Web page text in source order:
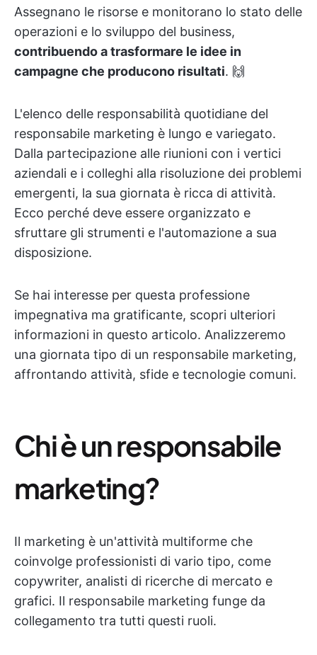
Assegnano le risorse e monitorano lo stato delle
operazioni e lo sviluppo del business,
contribuendo a trasformare le idee in
campagne che producono risultati. 🙌
L'elenco delle responsabilità quotidiane del
responsabile marketing è lungo e variegato.
Dalla partecipazione alle riunioni con i vertici
aziendali e i colleghi alla risoluzione dei problemi
emergenti, la sua giornata è ricca di attività.
Ecco perché deve essere organizzato e
sfruttare gli strumenti e l'automazione a sua
disposizione.
Se hai interesse per questa professione
impegnativa ma gratificante, scopri ulteriori
informazioni in questo articolo. Analizzeremo
una giornata tipo di un responsabile marketing,
affrontando attività, sfide e tecnologie comuni.
Chi è un responsabile
marketing?
Il marketing è un'attività multiforme che
coinvolge professionisti di vario tipo, come
copywriter, analisti di ricerche di mercato e
grafici. Il responsabile marketing funge da
collegamento tra tutti questi ruoli.